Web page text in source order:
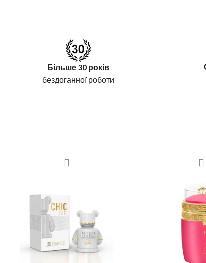
Більше 30 років
бездоганної роботи